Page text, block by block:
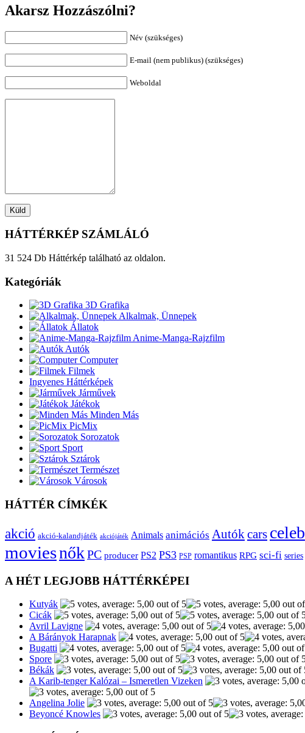
Akarsz Hozzászólni?
Név (szükséges)
E-mail (nem publikus) (szükséges)
Weboldal
HÁTTÉRKÉP SZÁMLÁLÓ
31 524 Db Háttérkép található az oldalon.
Kategóriák
3D Grafika
Alkalmak, Ünnepek
Állatok
Anime-Manga-Rajzfilm
Autók
Computer
Filmek
Ingyenes Háttérképek
Járművek
Játékok
Minden Más
PicMix
Sorozatok
Sport
Sztárok
Természet
Városok
HÁTTÉR CÍMKÉK
akció akció-kalandjáték akciójáték Animals animációs Autókcars celeb
moviesnőkPC producer PS2 PS3 PSP romantikus RPG sci-fi series
A HÉT LEGJOBB HÁTTÉRKÉPEI
Kutyák
Cicák
Avril Lavigne
A Bárányok Harapnak
Bugatti
Spore
Békák
A Karib-tenger Kalózai – Ismeretlen Vizeken
Angelina Jolie
Beyoncé Knowles